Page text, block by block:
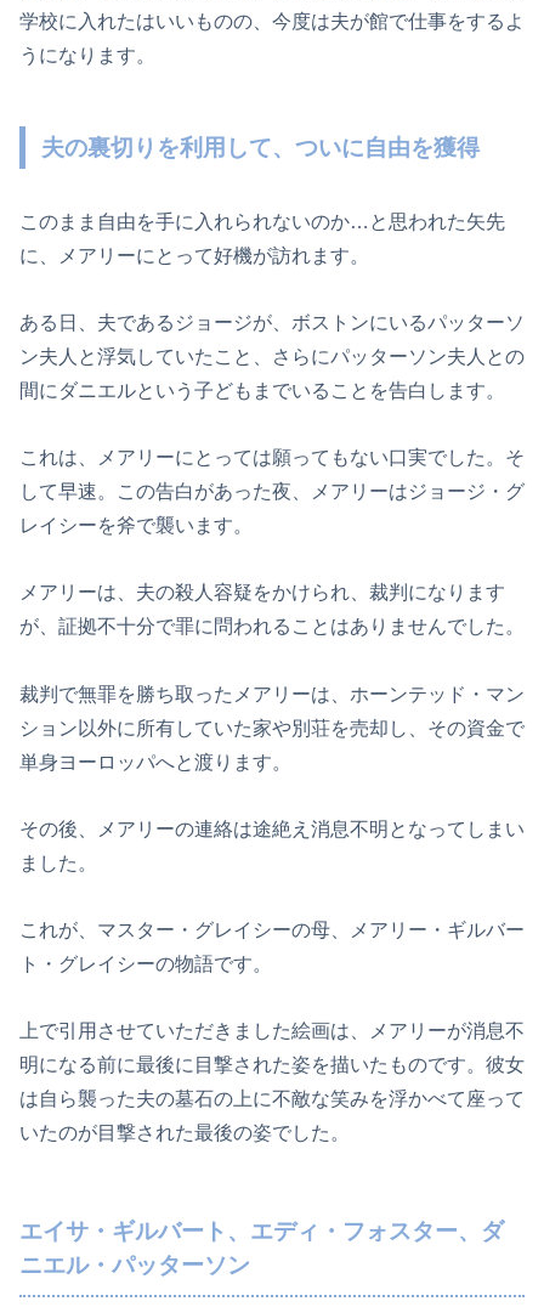
学校に入れたはいいものの、今度は夫が館で仕事をするよ
うになります。
夫の裏切りを利用して、ついに自由を獲得
このまま自由を手に入れられないのか…と思われた矢先
に、メアリーにとって好機が訪れます。
ある日、夫であるジョージが、ボストンにいるパッターソ
ン夫人と浮気していたこと、さらにパッターソン夫人との
間にダニエルという子どもまでいることを告白します。
これは、メアリーにとっては願ってもない口実でした。そ
して早速。この告白があった夜、メアリーはジョージ・グ
レイシーを斧で襲います。
メアリーは、夫の殺人容疑をかけられ、裁判になります
が、証拠不十分で罪に問われることはありませんでした。
裁判で無罪を勝ち取ったメアリーは、ホーンテッド・マン
ション以外に所有していた家や別荘を売却し、その資金で
単身ヨーロッパへと渡ります。
その後、メアリーの連絡は途絶え消息不明となってしまい
ました。
これが、マスター・グレイシーの母、メアリー・ギルバー
ト・グレイシーの物語です。
上で引用させていただきました絵画は、メアリーが消息不
明になる前に最後に目撃された姿を描いたものです。彼女
は自ら襲った夫の墓石の上に不敵な笑みを浮かべて座って
いたのが目撃された最後の姿でした。
エイサ・ギルバート、エディ・フォスター、ダ
ニエル・パッターソン